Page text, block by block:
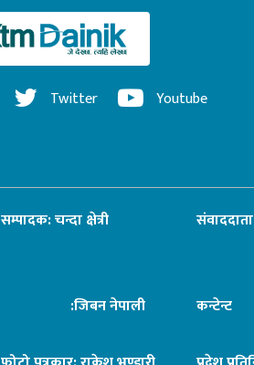
Twitter Youtube
सम्पादक: चन्दा क्षेत्री
:जिबन नेपाली कन्टेन्ट